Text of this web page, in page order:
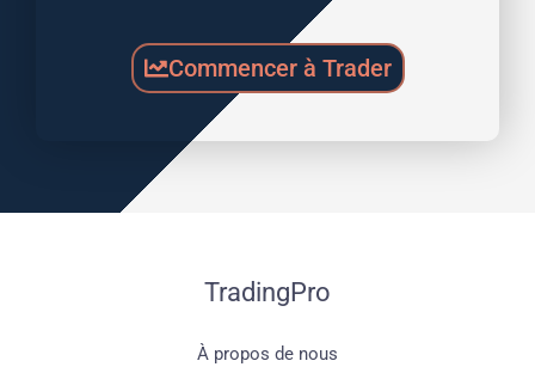
Commencer à Trader
TradingPro
À propos de nous